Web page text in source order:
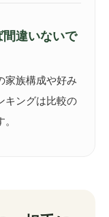
違いないで
家族構成や好み
キングは比較の